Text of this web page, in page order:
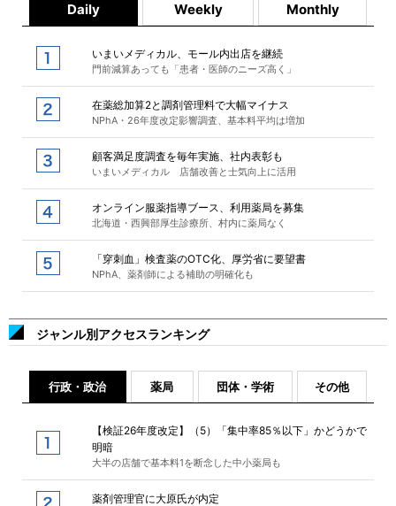
Daily Weekly Monthly
いまいメディカル、モール内出店を継続
門前減算あっても「患者・医師のニーズ高く」
在薬総加算2と調剤管理料で大幅マイナス
NPhA・26年度改定影響調査、基本料平均は増加
顧客満足度調査を毎年実施、社内表彰も
いまいメディカル 店舗改善と士気向上に活用
オンライン服薬指導ブース、利用薬局を募集
北海道・西興部厚生診療所、村内に薬局なく
「穿刺血」検査薬のOTC化、厚労省に要望書
NPhA、薬剤師による補助の明確化も
ジャンル別アクセスランキング
行政・政治 薬局 団体・学術 その他
【検証26年度改定】（5）「集中率85％以下」かどうかで
明暗
大半の店舗で基本料1を断念した中小薬局も
薬剤管理官に大原氏が内定